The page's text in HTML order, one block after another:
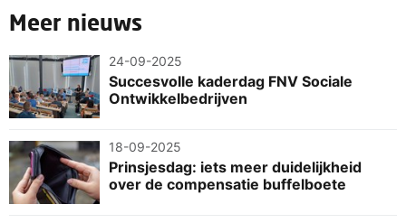
Meer nieuws
24-09-2025
Succesvolle kaderdag FNV Sociale
Ontwikkelbedrijven
18-09-2025
Prinsjesdag: iets meer duidelijkheid
over de compensatie buffelboete